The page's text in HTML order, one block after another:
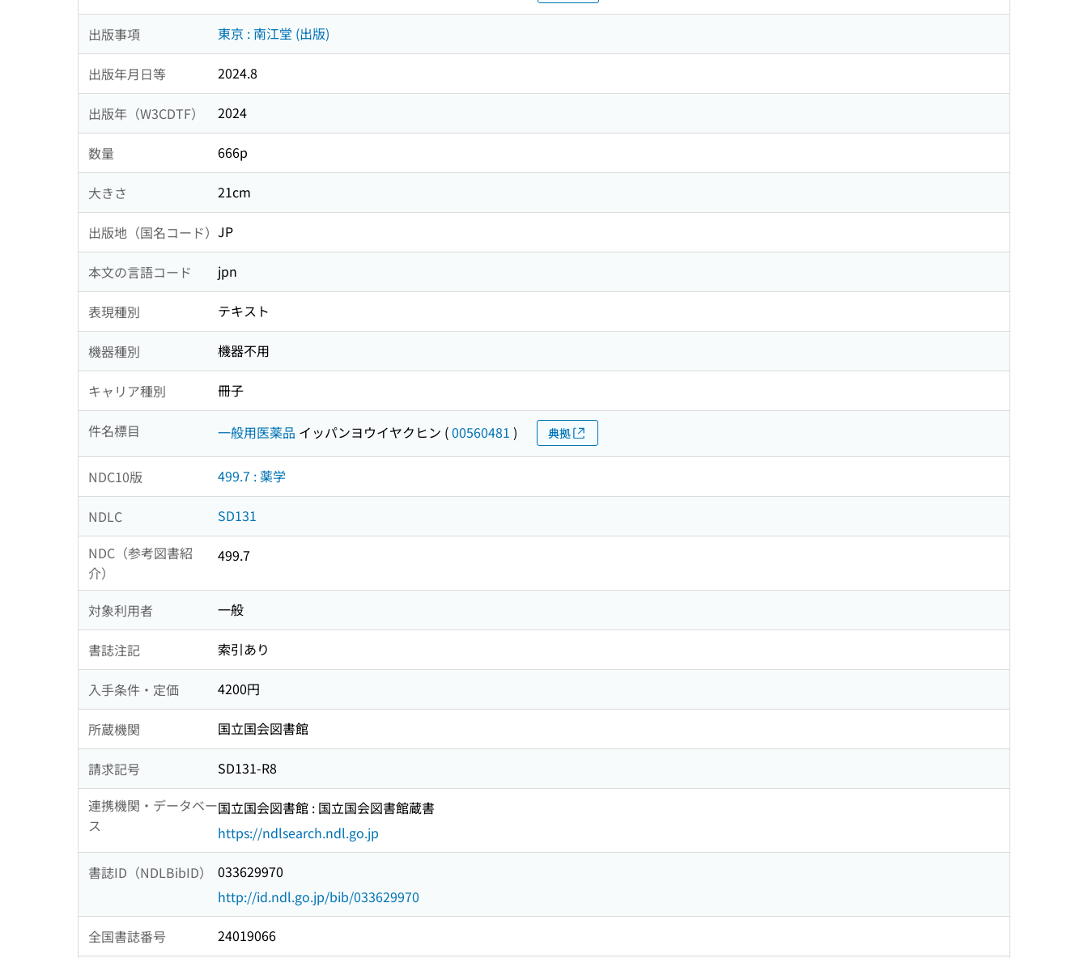
出版事項 東京 : 南江堂 (出版)
出版年月日等 2024.8
出版年（W3CDTF） 2024
数量 666p
大きさ 21cm
出版地（国名コード） JP
本文の言語コード jpn
表現種別 テキスト
機器種別 機器不用
キャリア種別 冊子
件名標目 一般用医薬品 イッパンヨウイヤクヒン (00560481 ) 典拠
NDC10版 499.7 : 薬学
NDLC
SD131
NDC（参考図書紹
介）
499.7
対象利用者 一般
書誌注記 索引あり
入手条件・定価 4200円
所蔵機関 国立国会図書館
請求記号
SD131-R8
連携機関・データベー
ス
国立国会図書館 : 国立国会図書館蔵書
https://ndlsearch.ndl.go.jp
書誌ID（NDLBibID）
033629970
http://id.ndl.go.jp/bib/033629970
全国書誌番号 24019066